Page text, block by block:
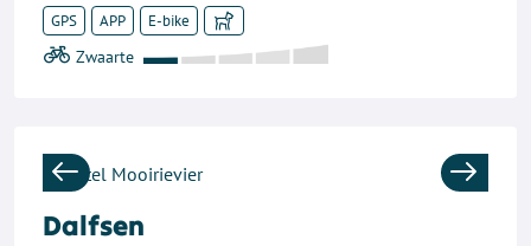
GPS APP E-bike
Previous Next
Dalfsen